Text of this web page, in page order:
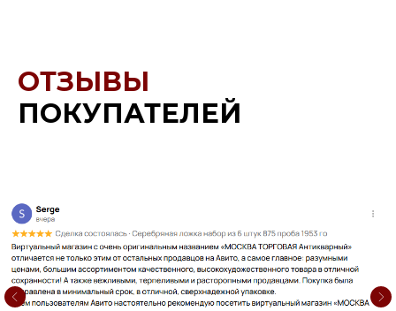
ОТЗЫВЫ
ПОКУПАТЕЛЕЙ